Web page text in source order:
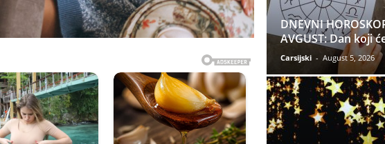
DNEVNI
AVGUST: Dan koji
Carsijski - August 5, 2026